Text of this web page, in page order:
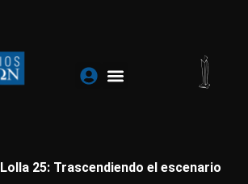
25: Trascendiendo el escenario